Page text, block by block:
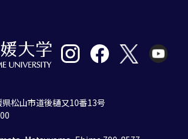
松山市道後樋又10番13号